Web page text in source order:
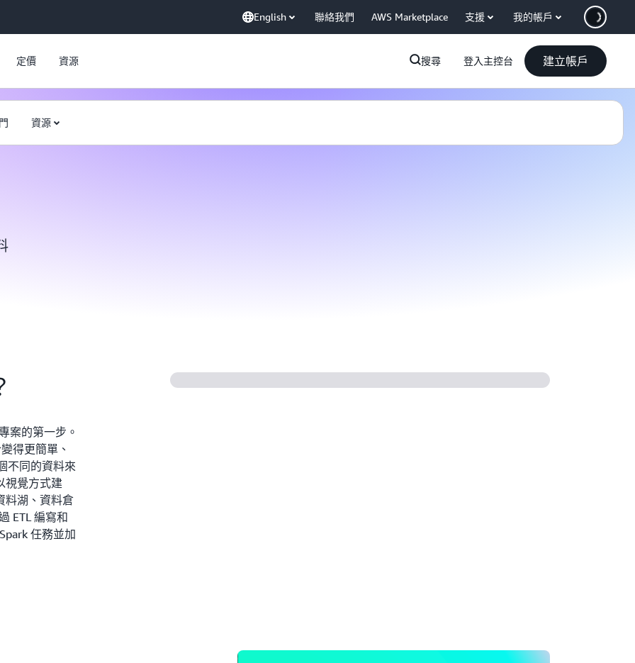
English 聯絡我們 AWS Marketplace 支援 我的帳戶
定價 資源 搜尋 登入主控台 建立帳戶
資源
案的第一步。
得更簡單、
不同的資料來
視覺方式建
料湖、資料倉
ETL 編寫和
任務並加